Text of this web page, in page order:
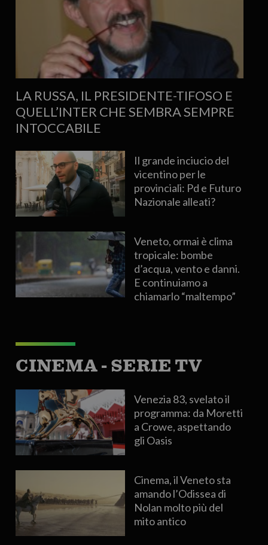
LA RUSSA, IL PRESIDENTE-TIFOSO E
QUELL’INTER CHE SEMBRA SEMPRE
INTOCCABILE
Il grande inciucio del
vicentino per le
provinciali: Pd e Futuro
Nazionale alleati?
Veneto, ormai è clima
tropicale: bombe
d’acqua, vento e danni.
E continuiamo a
chiamarlo “maltempo”
CINEMA - SERIE TV
Venezia 83, svelato il
programma: da Moretti
a Crowe, aspettando
gli Oasis
Cinema, il Veneto sta
amando l’Odissea di
Nolan molto più del
mito antico